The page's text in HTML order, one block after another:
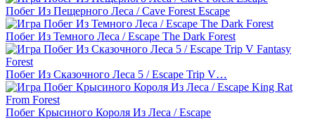
Побег Из Пещерного Леса / Cave Forest Escape
Побег Из Темного Леса / Escape The Dark Forest
Побег Из Сказочного Леса 5 / Escape Trip V…
Побег Крысиного Короля Из Леса / Escape